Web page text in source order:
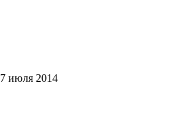
7 июля 2014